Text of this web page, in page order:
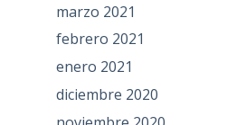
marzo 2021
febrero 2021
enero 2021
diciembre 2020